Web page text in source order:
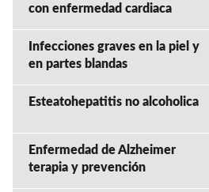
con enfermedad cardiaca
Infecciones graves en la piel y
en partes blandas
Esteatohepatitis no alcoholica
Enfermedad de Alzheimer
terapia y prevención